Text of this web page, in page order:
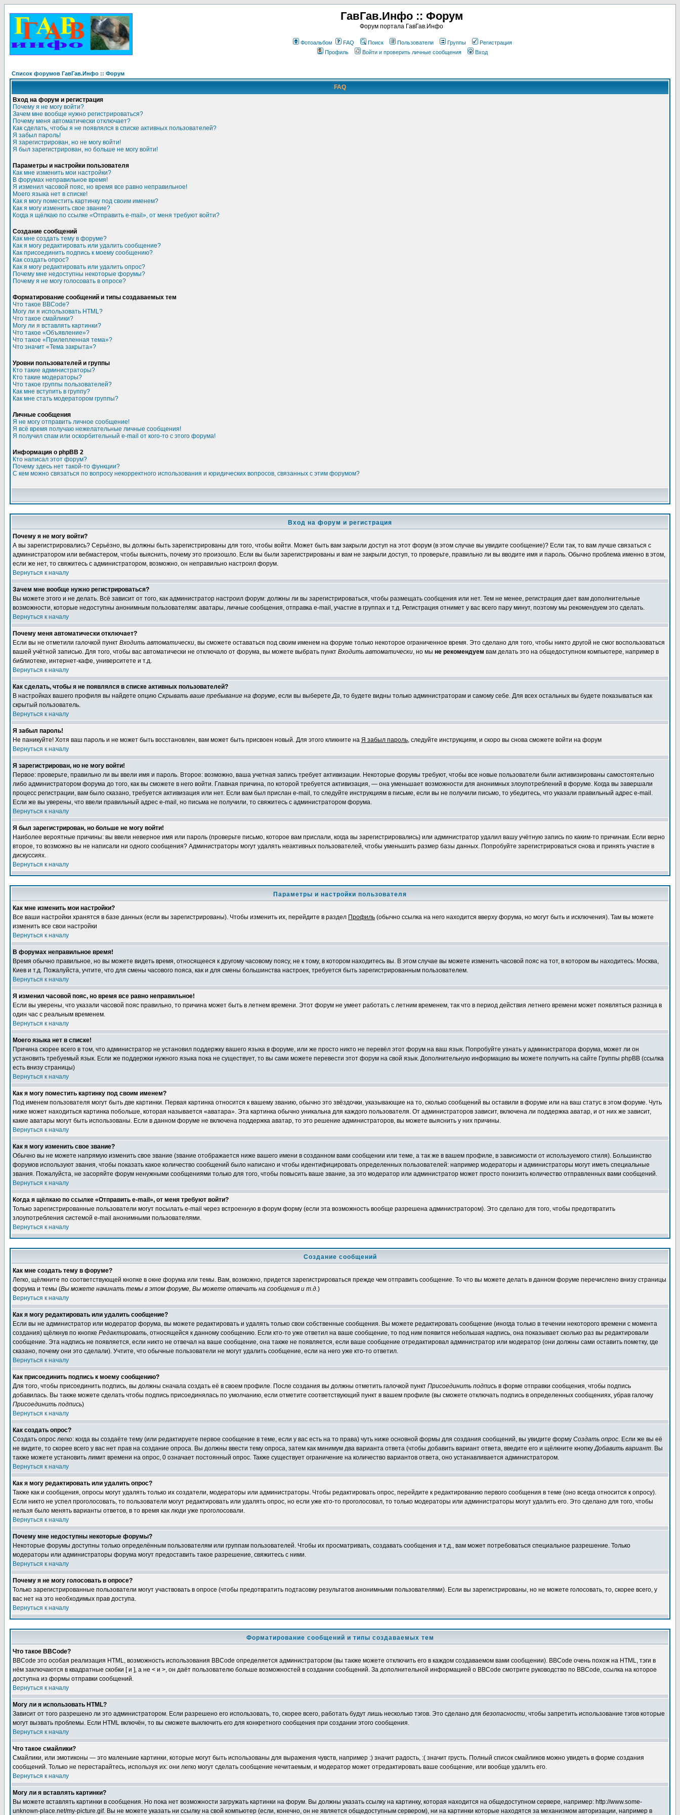
ГавГав.Инфо :: Форум
Форум портала ГавГав.Инфо
Фотоальбом FAQ Поиск Пользователи Группы
Регистрация
Профиль
Войти и проверить личные сообщения Вход
Список форумов ГавГав.Инфо :: Форум
FAQ
Вход на форум и регистрация
Почему я не могу войти?
Зачем мне вообще нужно регистрироваться?
Почему меня автоматически отключает?
Как сделать, чтобы я не появлялся в списке активных пользователей?
Я забыл пароль!
Я зарегистрирован, но не могу войти!
Я был зарегистрирован, но больше не могу войти!
Параметры и настройки пользователя
Как мне изменить мои настройки?
В форумах неправильное время!
Я изменил часовой пояс, но время все равно неправильное!
Моего языка нет в списке!
Как я могу поместить картинку под своим именем?
Как я могу изменить свое звание?
Когда я щёлкаю по ссылке «Отправить e-mail», от меня требуют войти?
Создание сообщений
Как мне создать тему в форуме?
Как я могу редактировать или удалить сообщение?
Как присоединить подпись к моему сообщению?
Как создать опрос?
Как я могу редактировать или удалить опрос?
Почему мне недоступны некоторые форумы?
Почему я не могу голосовать в опросе?
Форматирование сообщений и типы создаваемых тем
Что такое BBCode?
Могу ли я использовать HTML?
Что такое смайлики?
Могу ли я вставлять картинки?
Что такое «Объявление»?
Что такое «Прилепленная тема»?
Что значит «Тема закрыта»?
Уровни пользователей и группы
Кто такие администраторы?
Кто такие модераторы?
Что такое группы пользователей?
Как мне вступить в группу?
Как мне стать модератором группы?
Личные сообщения
Я не могу отправить личное сообщение!
Я всё время получаю нежелательные личные сообщения!
Я получил спам или оскорбительный e-mail от кого-то с этого форума!
Информация о phpBB 2
Кто написал этот форум?
Почему здесь нет такой-то функции?
С кем можно связаться по вопросу некорректного использования и юридических вопросов, связанных с этим форумом?
Вход на форум и регистрация
Почему я не могу войти?
А вы зарегистрировались? Серьёзно, вы должны быть зарегистрированы для того, чтобы войти. Может быть вам закрыли доступ на этот форум (в этом случае вы увидите сообщение)? Если так, то вам лучше связаться с
администратором или вебмастером, чтобы выяснить, почему это произошло. Если вы были зарегистрированы и вам не закрыли доступ, то проверьте, правильно ли вы вводите имя и пароль. Обычно проблема именно в этом,
если же нет, то свяжитесь с администратором, возможно, он неправильно настроил форум.
Вернуться к началу
Зачем мне вообще нужно регистрироваться?
Вы можете этого и не делать. Всё зависит от того, как администратор настроил форум: должны ли вы зарегистрироваться, чтобы размещать сообщения или нет. Тем не менее, регистрация дает вам дополнительные
возможности, которые недоступны анонимным пользователям: аватары, личные сообщения, отправка e-mail, участие в группах и т.д. Регистрация отнимет у вас всего пару минут, поэтому мы рекомендуем это сделать.
Вернуться к началу
Почему меня автоматически отключает?
Если вы не отметили галочкой пункт Входить автоматически, вы сможете оставаться под своим именем на форуме только некоторое ограниченное время. Это сделано для того, чтобы никто другой не смог воспользоваться
вашей учётной записью. Для того, чтобы вас автоматически не отключало от форума, вы можете выбрать пункт Входить автоматически, но мы не рекомендуем вам делать это на общедоступном компьютере, например в
библиотеке, интернет-кафе, университете и т.д.
Вернуться к началу
Как сделать, чтобы я не появлялся в списке активных пользователей?
В настройках вашего профиля вы найдете опцию Скрывать ваше пребывание на форуме, если вы выберетеДа, то будете видны только администраторам и самому себе. Для всех остальных вы будете показываться как
скрытый пользователь.
Вернуться к началу
Я забыл пароль!
Не паникуйте! Хотя ваш пароль и не может быть восстановлен, вам может быть присвоен новый. Для этого кликните на Я забыл пароль, следуйте инструкциям, и скоро вы снова сможете войти на форум
Вернуться к началу
Я зарегистрирован, но не могу войти!
Первое: проверьте, правильно ли вы ввели имя и пароль. Второе: возможно, ваша учетная запись требует активизации. Некоторые форумы требуют, чтобы все новые пользователи были активизированы самостоятельно
либо администратором форума до того, как вы сможете в него войти. Главная причина, по которой требуется активизация, — она уменьшает возможности для анонимных злоупотреблений в форуме. Когда вы завершали
процесс регистрации, вам было сказано, требуется активизация или нет. Если вам был прислан e-mail, то следуйте инструкциям в письме, если вы не получили письмо, то убедитесь, что указали правильный адрес e-mail.
Если же вы уверены, что ввели правильный адрес e-mail, но письма не получили, то свяжитесь с администратором форума.
Вернуться к началу
Я был зарегистрирован, но больше не могу войти!
Наиболее вероятные причины: вы ввели неверное имя или пароль (проверьте письмо, которое вам прислали, когда вы зарегистрировались) или администратор удалил вашу учётную запись по каким-то причинам. Если верно
второе, то возможно вы не написали ни одного сообщения? Администраторы могут удалять неактивных пользователей, чтобы уменьшить размер базы данных. Попробуйте зарегистрироваться снова и принять участие в
дискуссиях.
Вернуться к началу
Параметры и настройки пользователя
Как мне изменить мои настройки?
Все ваши настройки хранятся в базе данных (если вы зарегистрированы). Чтобы изменить их, перейдите в раздел Профиль (обычно ссылка на него находится вверху форума, но могут быть и исключения). Там вы можете
изменить все свои настройки
Вернуться к началу
В форумах неправильное время!
Время обычно правильное, но вы можете видеть время, относящееся к другому часовому поясу, не к тому, в котором находитесь вы. В этом случае вы можете изменить часовой пояс на тот, в котором вы находитесь: Москва,
Киев и т.д. Пожалуйста, учтите, что для смены часового пояса, как и для смены большинства настроек, требуется быть зарегистрированным пользователем.
Вернуться к началу
Я изменил часовой пояс, но время все равно неправильное!
Если вы уверены, что указали часовой пояс правильно, то причина может быть в летнем времени. Этот форум не умеет работать с летним временем, так что в период действия летнего времени может появляться разница в
один час с реальным временем.
Вернуться к началу
Моего языка нет в списке!
Причина скорее всего в том, что администратор не установил поддержку вашего языка в форуме, или же просто никто не перевёл этот форум на ваш язык. Попробуйте узнать у администратора форума, может ли он
установить требуемый язык. Если же поддержки нужного языка пока не существует, то вы сами можете перевести этот форум на свой язык. Дополнительную информацию вы можете получить на сайте Группы phpBB (ссылка
есть внизу страницы)
Вернуться к началу
Как я могу поместить картинку под своим именем?
Под именем пользователя могут быть две картинки. Первая картинка относится к вашему званию, обычно это звёздочки, указывающие на то, сколько сообщений вы оставили в форуме или на ваш статус в этом форуме. Чуть
ниже может находиться картинка побольше, которая называется «аватара». Эта картинка обычно уникальна для каждого пользователя. От администраторов зависит, включена ли поддержка аватар, и от них же зависит,
какие аватары могут быть использованы. Если в данном форуме не включена поддержка аватар, то это решение администраторов, вы можете выяснить у них причины.
Вернуться к началу
Как я могу изменить свое звание?
Обычно вы не можете напрямую изменить свое звание (звание отображается ниже вашего имени в созданном вами сообщении или теме, а так же в вашем профиле, в зависимости от используемого стиля). Большинство
форумов используют звания, чтобы показать какое количество сообщений было написано и чтобы идентифицировать определенных пользователей: например модераторы и администраторы могут иметь специальные
звания. Пожалуйста, не засоряйте форум ненужными сообщениями только для того, чтобы повысить ваше звание, за это модератор или администратор может просто понизить количество отправленных вами сообщений.
Вернуться к началу
Когда я щёлкаю по ссылке «Отправить e-mail», от меня требуют войти?
Только зарегистрированные пользователи могут посылать e-mail через встроенную в форум форму (если эта возможность вообще разрешена администратором). Это сделано для того, чтобы предотвратить
злоупотребления системой e-mail анонимными пользователями.
Вернуться к началу
Создание сообщений
Как мне создать тему в форуме?
Легко, щёлкните по соответствующей кнопке в окне форума или темы. Вам, возможно, придется зарегистрироваться прежде чем отправить сообщение. То что вы можете делать в данном форуме перечислено внизу страницы
форума и темы (Вы можете начинать темы в этом форуме, Вы можете отвечать на сообщения и т.д.)
Вернуться к началу
Как я могу редактировать или удалить сообщение?
Если вы не администратор или модератор форума, вы можете редактировать и удалять только свои собственные сообщения. Вы можете редактировать сообщение (иногда только в течении некоторого времени с момента
создания) щёлкнув по кнопке Редактировать, относящейся к данному сообщению. Если кто-то уже ответил на ваше сообщение, то под ним появится небольшая надпись, она показывает сколько раз вы редактировали
сообщение. Эта надпись не появляется, если никто не отвечал на ваше сообщение, она также не появляется, если ваше сообщение отредактировал администратор или модератор (они должны сами оставить пометку, где
сказано, почему они это сделали). Учтите, что обычные пользователи не могут удалить сообщение, если на него уже кто-то ответил.
Вернуться к началу
Как присоединить подпись к моему сообщению?
Для того, чтобы присоединить подпись, вы должны сначала создать её в своем профиле. После создания вы должны отметить галочкой пункт Присоединить подпись в форме отправки сообщения, чтобы подпись
добавилась. Вы также можете сделать чтобы подпись присоединялась по умолчанию, если отметите соответствующий пункт в вашем профиле (вы сможете отключать подпись в определенных сообщениях, убрав галочку
Присоединить подпись)
Вернуться к началу
Как создать опрос?
Создать опрос легко: когда вы создаёте тему (или редактируете первое сообщение в теме, если у вас есть на то права) чуть ниже основной формы для создания сообщений, вы увидите форму Создать опрос. Если же вы её
не видите, то скорее всего у вас нет прав на создание опроса. Вы должны ввести тему опроса, затем как минимум два варианта ответа (чтобы добавить вариант ответа, введите его и щёлкните кнопкуДобавить вариант. Вы
также можете установить лимит времени на опрос, 0 означает постоянный опрос. Также существует ограничение на количество вариантов ответа, оно устанавливается администратором.
Вернуться к началу
Как я могу редактировать или удалить опрос?
Также как и сообщения, опросы могут удалять только их создатели, модераторы или администраторы. Чтобы редактировать опрос, перейдите к редактированию первого сообщения в теме (оно всегда относится к опросу).
Если никто не успел проголосовать, то пользователи могут редактировать или удалять опрос, но если уже кто-то проголосовал, то только модераторы или администраторы могут удалить его. Это сделано для того, чтобы
нельзя было менять варианты ответов, в то время как люди уже проголосовали.
Вернуться к началу
Почему мне недоступны некоторые форумы?
Некоторые форумы доступны только определённым пользователям или группам пользователей. Чтобы их просматривать, создавать сообщения и т.д., вам может потребоваться специальное разрешение. Только
модераторы или администраторы форума могут предоставить такое разрешение, свяжитесь с ними.
Вернуться к началу
Почему я не могу голосовать в опросе?
Только зарегистрированные пользователи могут участвовать в опросе (чтобы предотвратить подтасовку результатов анонимными пользователями). Если вы зарегистрированы, но не можете голосовать, то, скорее всего, у
вас нет на это необходимых прав доступа.
Вернуться к началу
Форматирование сообщений и типы создаваемых тем
Что такое BBCode?
BBCode это особая реализация HTML, возможность использования BBCode определяется администратором (вы также можете отключить его в каждом создаваемом вами сообщении). BBCode очень похож на HTML, тэги в
нём заключаются в квадратные скобки [ и ], а не < и >, он даёт пользователю больше возможностей в создании сообщений. За дополнительной информацией о BBCode смотрите руководство по BBCode, ссылка на которое
доступна из формы отправки сообщений.
Вернуться к началу
Могу ли я использовать HTML?
Зависит от того разрешено ли это администратором. Если разрешено его использовать, то, скорее всего, работать будут лишь несколько тэгов. Это сделано для безопасности, чтобы запретить использование тэгов которые
могут вызвать проблемы. Если HTML включён, то вы сможете выключить его для конкретного сообщения при создании этого сообщения.
Вернуться к началу
Что такое смайлики?
Смайлики, или эмотиконы — это маленькие картинки, которые могут быть использованы для выражения чувств, например :) значит радость, :( значит грусть. Полный список смайликов можно увидеть в форме создания
сообщений. Только не перестарайтесь, используя их: они легко могут сделать сообщение нечитаемым, и модератор может отредактировать ваше сообщение, или вообще удалить его.
Вернуться к началу
Могу ли я вставлять картинки?
Вы можете вставлять картинки в сообщения. Но пока нет возможности загружать картинки на форум. Вы должны указать ссылку на картинку, которая находится на общедоступном сервере, например: http://www.some-
unknown-place.net/my-picture.gif. Вы не можете указать ни ссылку на свой компьютер (если, конечно, он не является общедоступным сервером), ни на картинки которые находятся за механизмом авторизации, например в